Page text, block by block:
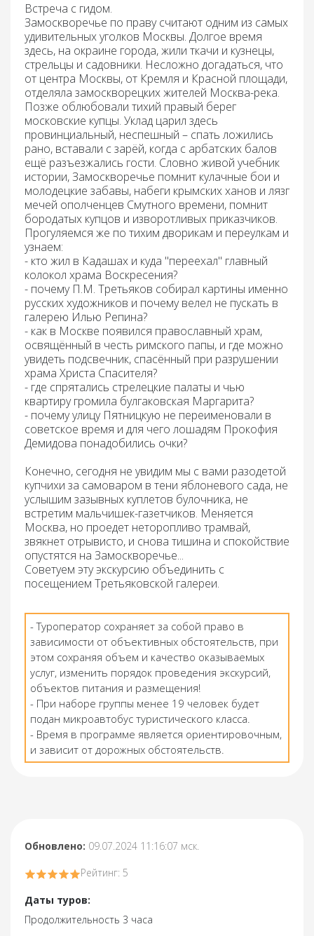
Встреча с гидом.
Замоскворечье по праву считают одним из самых
удивительных уголков Москвы. Долгое время
здесь, на окраине города, жили ткачи и кузнецы,
стрельцы и садовники. Несложно догадаться, что
от центра Москвы, от Кремля и Красной площади,
отделяла замоскворецких жителей Москва-река.
Позже облюбовали тихий правый берег
московские купцы. Уклад царил здесь
провинциальный, неспешный – спать ложились
рано, вставали с зарёй, когда с арбатских балов
ещё разъезжались гости. Словно живой учебник
истории, Замоскворечье помнит кулачные бои и
молодецкие забавы, набеги крымских ханов и лязг
мечей ополченцев Смутного времени, помнит
бородатых купцов и изворотливых приказчиков.
Прогуляемся же по тихим дворикам и переулкам и
узнаем:
- кто жил в Кадашах и куда "переехал" главный
колокол храма Воскресения?
- почему П.М. Третьяков собирал картины именно
русских художников и почему велел не пускать в
галерею Илью Репина?
- как в Москве появился православный храм,
освящённый в честь римского папы, и где можно
увидеть подсвечник, спасённый при разрушении
храма Христа Спасителя?
- где спрятались стрелецкие палаты и чью
квартиру громила булгаковская Маргарита?
- почему улицу Пятницкую не переименовали в
советское время и для чего лошадям Прокофия
Демидова понадобились очки?
Конечно, сегодня не увидим мы с вами разодетой
купчихи за самоваром в тени яблоневого сада, не
услышим зазывных куплетов булочника, не
встретим мальчишек-газетчиков. Меняется
Москва, но проедет неторопливо трамвай,
звякнет отрывисто, и снова тишина и спокойствие
опустятся на Замоскворечье...
Советуем эту экскурсию объединить с
посещением Третьяковской галереи.
- Туроператор сохраняет за собой право в
зависимости от объективных обстоятельств, при
этом сохраняя объем и качество оказываемых
услуг, изменить порядок проведения экскурсий,
объектов питания и размещения!
- При наборе группы менее 19 человек будет
подан микроавтобус туристического класса.
- Время в программе является ориентировочным,
и зависит от дорожных обстоятельств.
Обновлено: 09.07.2024 11:16:07 мск.
Рейтинг: 5
Даты туров:
Продолжительность 3 часа